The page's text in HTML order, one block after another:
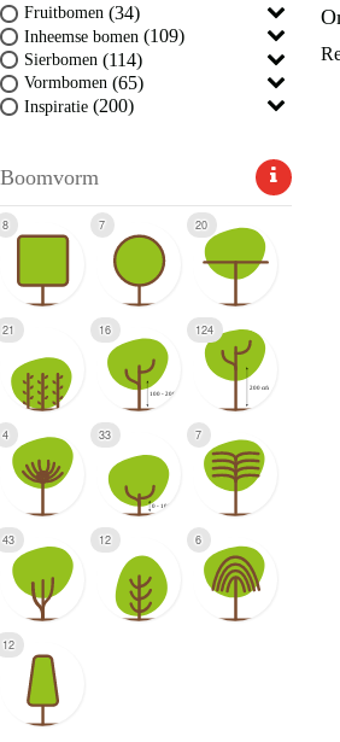
Fruitbomen (34)
Inheemse bomen (109)
Sierbomen (114)
Vormbomen (65)
Inspiratie (200)
Boomvorm
8 7 20
21 16 124
4 33 7
43 12 6
12